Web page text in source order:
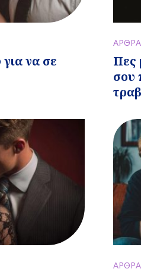
να σε
ΑΡΘΡΑ
Πες
σου
ΑΡΘΡΑ